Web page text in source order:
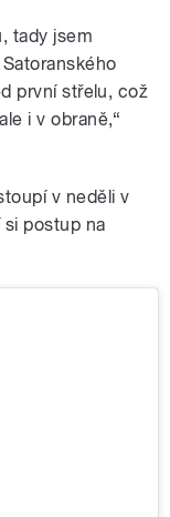
tady jsem
první střelu, což
i v obraně,“
v neděli v
si postup na